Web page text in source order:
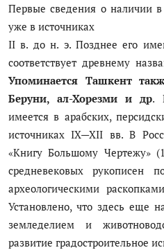
ВАК
ИИ
Статистика
PDF-translator
Проблемы Арала
Антикоррупция
Первые сведения о наличии в
уже в источниках
II в. до н. э. Позднее его
соответствует древнему
Упоминается Ташкент
Беруни, ал-Хорезми и др.
имеется в арабских,
источниках IX—XII вв. В
«Книгу Большому Чертежу»
средневековых рукописен
археологическими
Установлено, что здесь еще
земледелием и
развитие градостроительное